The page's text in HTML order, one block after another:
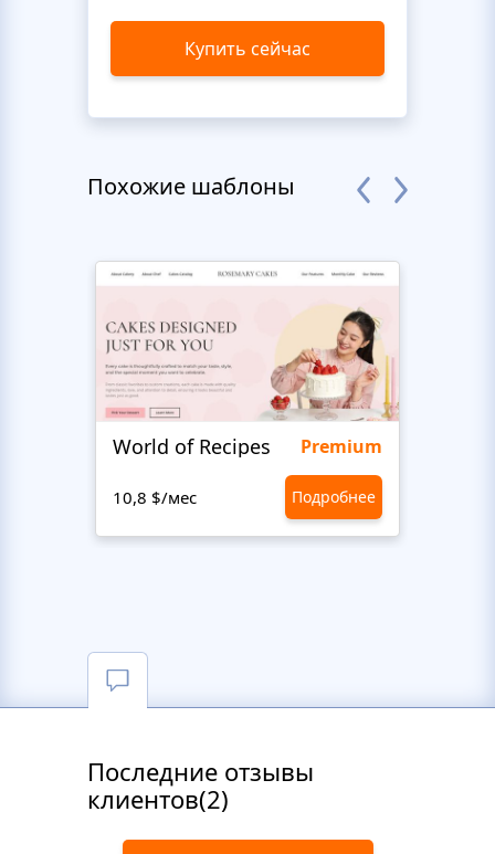
Купить сейчас
Похожие шаблоны
World of Recipes Premium
10,8 $/мес Подробнее
Последние отзывы
клиентов(2)